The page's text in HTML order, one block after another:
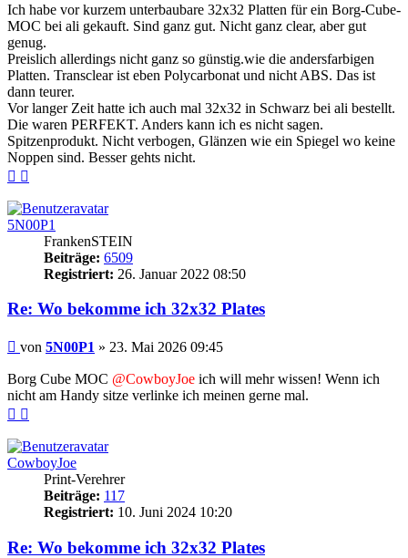
Ich habe vor kurzem unterbaubare 32x32 Platten für ein Borg-Cube-
MOC bei ali gekauft. Sind ganz gut. Nicht ganz clear, aber gut
genug.
Preislich allerdings nicht ganz so günstig.wie die andersfarbigen
Platten. Transclear ist eben Polycarbonat und nicht ABS. Das ist
dann teurer.
Vor langer Zeit hatte ich auch mal 32x32 in Schwarz bei ali bestellt.
Die waren PERFEKT. Anders kann ich es nicht sagen.
Spitzenprodukt. Nicht verbogen, Glänzen wie ein Spiegel wo keine
Noppen sind. Besser gehts nicht.
Nach
(Seite)
(Beitrag)
5N00P1
FrankenSTEIN
Beiträge: 6509
Registriert: 26. Januar 2022 08:50
Re: Wo bekomme ich 32x32 Plates
Beitrag
von 5N00P1 » 23. Mai 2026 09:45
Borg Cube MOC @CowboyJoe ich will mehr wissen! Wenn ich
nicht am Handy sitze verlinke ich meinen gerne mal.
Nach
(Seite)
(Beitrag)
CowboyJoe
Print-Verehrer
Beiträge: 117
Registriert: 10. Juni 2024 10:20
Re: Wo bekomme ich 32x32 Plates